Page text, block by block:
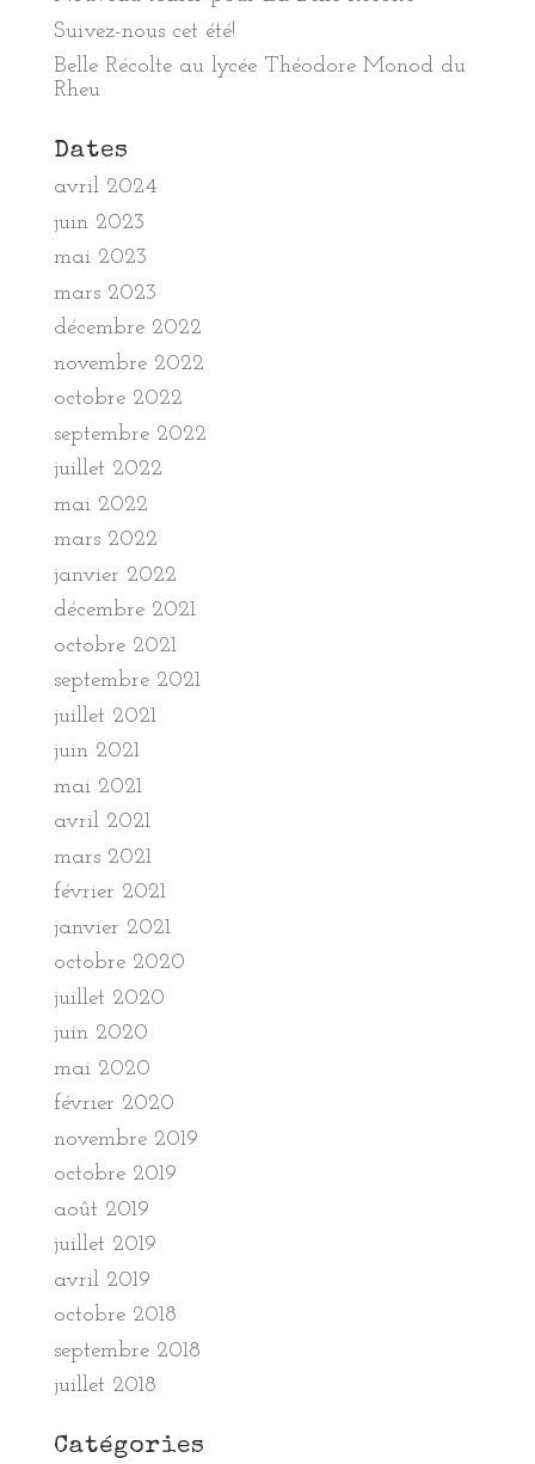
Suivez-nous cet été!
Belle Récolte au lycée Théodore Monod du
Rheu
Dates
avril 2024
juin 2023
mai 2023
mars 2023
décembre 2022
novembre 2022
octobre 2022
septembre 2022
juillet 2022
mai 2022
mars 2022
janvier 2022
décembre 2021
octobre 2021
septembre 2021
juillet 2021
juin 2021
mai 2021
avril 2021
mars 2021
février 2021
janvier 2021
octobre 2020
juillet 2020
juin 2020
mai 2020
février 2020
novembre 2019
octobre 2019
août 2019
juillet 2019
avril 2019
octobre 2018
septembre 2018
juillet 2018
Catégories